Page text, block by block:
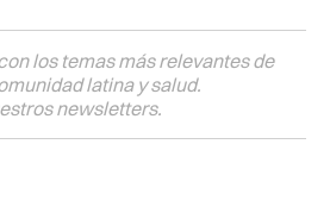
los temas más relevantes de
latina y salud.
newsletters.